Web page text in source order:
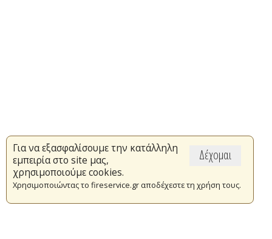
Δέχομαι
Για να εξασφαλίσουμε την κατάλληλη
εμπειρία στο site μας,
χρησιμοποιούμε cookies.
Χρησιμοποιώντας το fireservice.gr αποδέχεστε τη χρήση τους.